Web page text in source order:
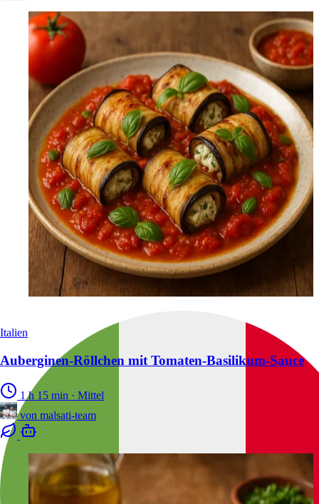
Italien
Auberginen-Röllchen mit Tomaten-Basilikum-Sauce
1 h 15 min · Mittel
von malsati-team